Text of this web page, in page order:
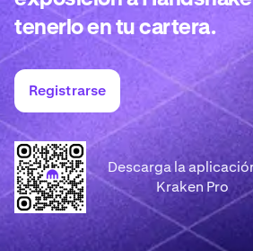
tenerlo en tu cartera.
Registrarse
Descarga la
Kraken Pro